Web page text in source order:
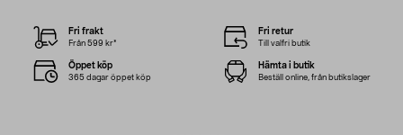
Fri frakt
Från 599 kr*
Fri retur
Till valfri butik
Öppet köp
365 dagar öppet köp
Hämta i butik
Beställ online, från butikslager